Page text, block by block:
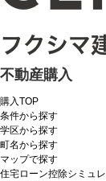
不動産購入
購入TOP
条件から探す
学区から探す
町名から探す
マップで探す
住宅ローン控除シミュ